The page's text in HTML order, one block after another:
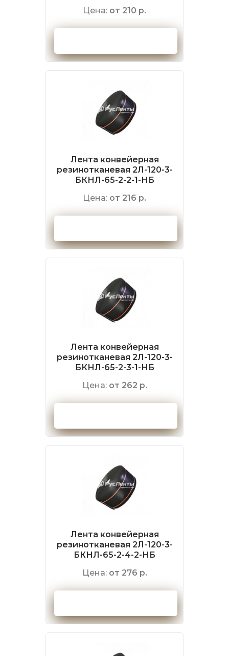
Цена: от 210 р.
Лента конвейерная
резинотканевая 2Л-120-3-
БКНЛ-65-2-2-1-НБ
Цена: от 216 р.
Лента конвейерная
резинотканевая 2Л-120-3-
БКНЛ-65-2-3-1-НБ
Цена: от 262 р.
Лента конвейерная
резинотканевая 2Л-120-3-
БКНЛ-65-2-4-2-НБ
Цена: от 276 р.